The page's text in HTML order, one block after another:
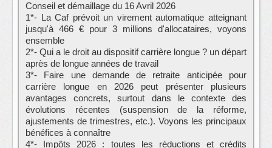
Conseil et démaillage du 16 Avril 2026
1*- La Caf prévoit un virement automatique atteignant
jusqu'à 466 € pour 3 millions d'allocataires, voyons
ensemble
2*- Qui a le droit au dispositif carrière longue ? un départ
après de longue années de travail
3*- Faire une demande de retraite anticipée pour
carrière longue en 2026 peut présenter plusieurs
avantages concrets, surtout dans le contexte des
évolutions récentes (suspension de la réforme,
ajustements de trimestres, etc.). Voyons les principaux
bénéfices à connaître
4*- Impôts 2026 : toutes les réductions et crédits